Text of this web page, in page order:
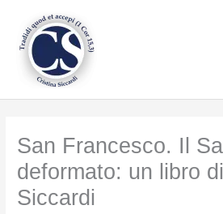
contenuto
San Francesco. Il
deformato: un libro
Siccardi